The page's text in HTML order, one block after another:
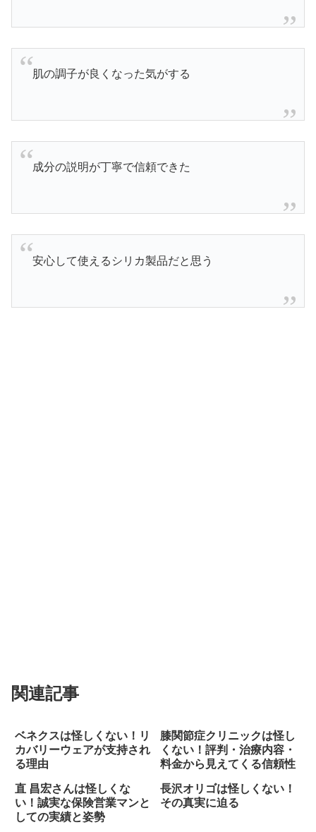
肌の調子が良くなった気がする
成分の説明が丁寧で信頼できた
安心して使えるシリカ製品だと思う
関連記事
ベネクスは怪しくない！リ
カバリーウェアが支持され
る理由
膝関節症クリニックは怪し
くない！評判・治療内容・
料金から見えてくる信頼性
直 昌宏さんは怪しくな
い！誠実な保険営業マンと
しての実績と姿勢
長沢オリゴは怪しくない！
その真実に迫る